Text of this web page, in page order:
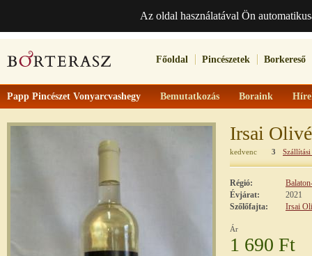
Az oldal használatával Ön
Főoldal Pincészetek Borkereső
Papp Pincészet Vonyarcvashegy Bemutatkozás Boraink
Irsai
kedvenc 3
Régió:
Évjárat:
2021
Szőlőfajta:
Irsai
Ár
1 690 Ft